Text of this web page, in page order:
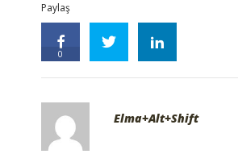
Paylaş
0
Elma+Alt+Shift